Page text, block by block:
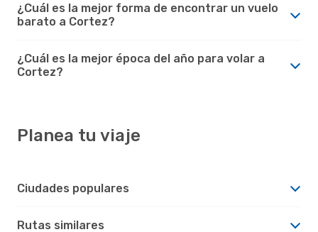
¿Cuál es la mejor forma de encontrar un vuelo
barato a Cortez?
¿Cuál es la mejor época del año para volar a
Cortez?
Planea tu viaje
Ciudades populares
Rutas similares